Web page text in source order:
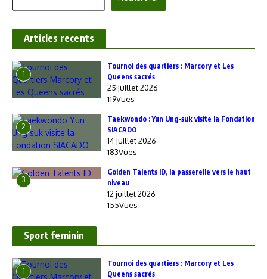
Articles recents
1
‎Tournoi des quartiers : Marcory et Les
Queens sacrés
25 juillet 2026
119Vues
2
Taekwondo : Yun Ung-suk visite la Fondation
SIACADO
14 juillet 2026
183Vues
3
Golden Talents ID, la passerelle vers le haut
niveau
12 juillet 2026
155Vues
Sport feminin
1
‎Tournoi des quartiers : Marcory et Les
Queens sacrés